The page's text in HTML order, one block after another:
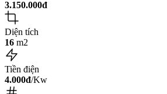
3.150.000đ
Diện tích
16 m2
Tiền điện
4.000đ/Kw